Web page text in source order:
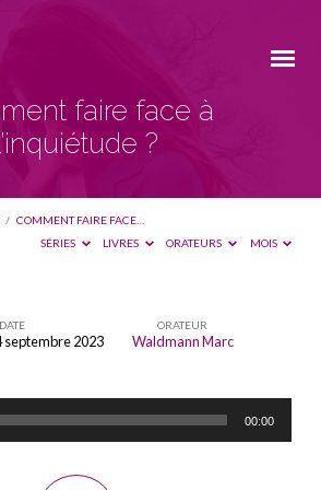
faire face à
?
/ COMMENT FAIRE FACE…
SÉRIES
LIVRES ORATEURS MOIS
DATE
septembre 2023
ORATEUR
Waldmann Marc
00:00